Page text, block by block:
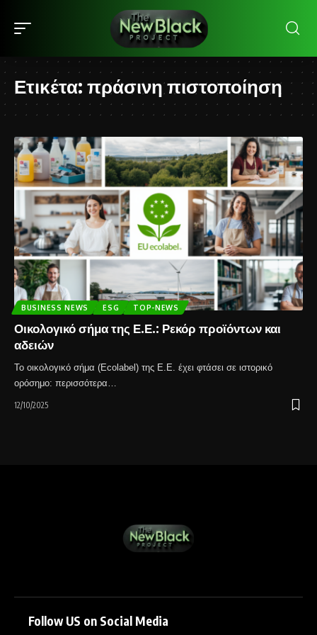
Ετικέτα: πράσινη πιστοποίηση
BUSINESS NEWS ESG TOP-NEWS
Οικολογικό σήμα της Ε.Ε.: Ρεκόρ προϊόντων και
αδειών
Το οικολογικό σήμα (Ecolabel) της Ε.Ε. έχει φτάσει σε ιστορικό
ορόσημο: περισσότερα…
12/10/2025
Follow US on Social Media